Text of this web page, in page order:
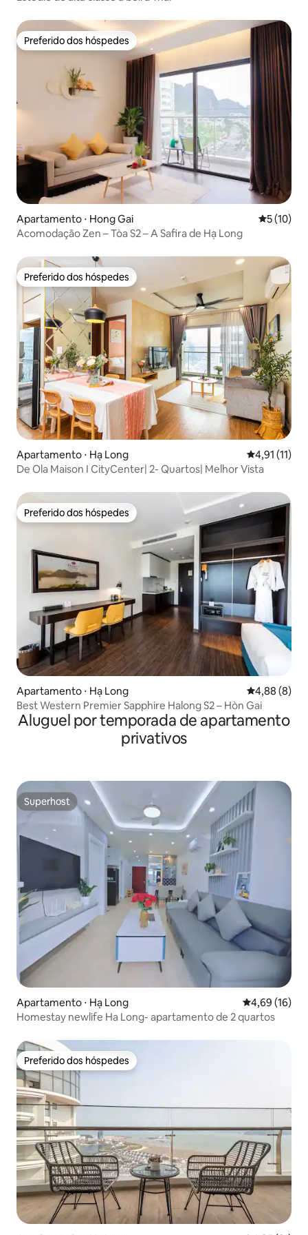
Preferido dos hóspedes
Preferido dos hóspedes
Apartamento ⋅ Hong Gai 5 de uma
5 (10)
Acomodação Zen – Tòa S2 – A Safira de Hạ Long
Preferido dos hóspedes
Preferido dos hóspedes
Apartamento ⋅ Hạ Long 4,91 de uma
4,91 (11)
De Ola Maison I CityCenter| 2- Quartos| Melhor Vista
Preferido dos hóspedes
Preferido dos hóspedes
Apartamento ⋅ Hạ Long 4,88 de uma
4,88 (8)
Best Western Premier Sapphire Halong S2 – Hòn Gai
Aluguel por temporada de apartamento
privativos
Superhost
Superhost
Apartamento ⋅ Hạ Long 4,69 de uma
4,69 (16)
Homestay newlife Ha Long- apartamento de 2 quartos
Preferido dos hóspedes
Preferido dos hóspedes